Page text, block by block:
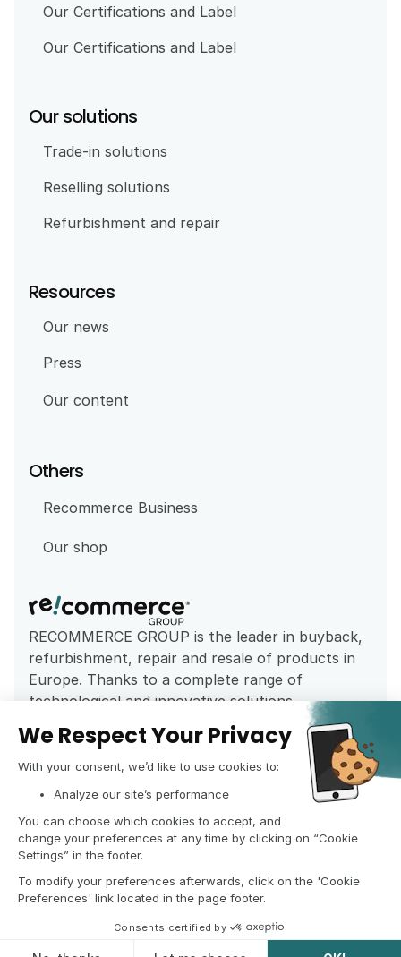
RECOMMERCE GROUP is the leader in buyback,
refurbishment, repair and resale of products in
Europe. Thanks to a complete range of
technological and innovative solutions,
Recommerce puts its expertise in the service of
all retailers, businesses, ecommerce and
individuals, in order to create a pan-European
offer of quality refurbished products.
Our Certifications and Label
Our Certifications and Label
Our solutions
Trade-in solutions
Reselling solutions
Refurbishment and repair
Resources
Our news
Press
Our content
Others
Recommerce Business
Our shop
© Copyright 2023-2026 • RECOMMERCE GROUP
Legal noticesCookies settingsPersonal data
Fight against corruption